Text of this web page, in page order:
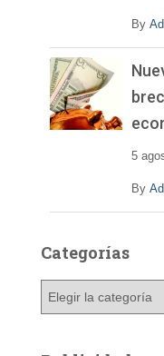
By
5
By
Categorías